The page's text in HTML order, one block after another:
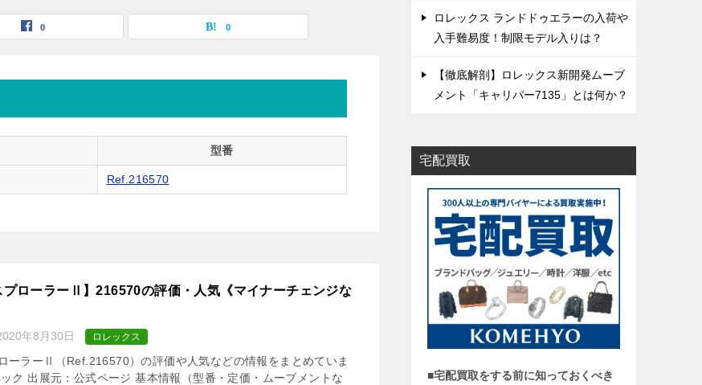
0 0
型番
Ref.216570
プローラーⅡ】216570の評価・人気《マイナーチェンジな
年8月30日 ロレックス
ーラーⅡ（Ref.216570）の評価や人気などの情報をまとめていま
ク 出展元：公式ページ 基本情報（型番・定価・ムーブメントな
ロレックス ランドドゥエラーの入荷や
入手難易度！制限モデル入りは？
【徹底解剖】ロレックス新開発ムーブ
メント「キャリバー7135」とは何か？
宅配買取
■宅配買取をする前に知っておくべき